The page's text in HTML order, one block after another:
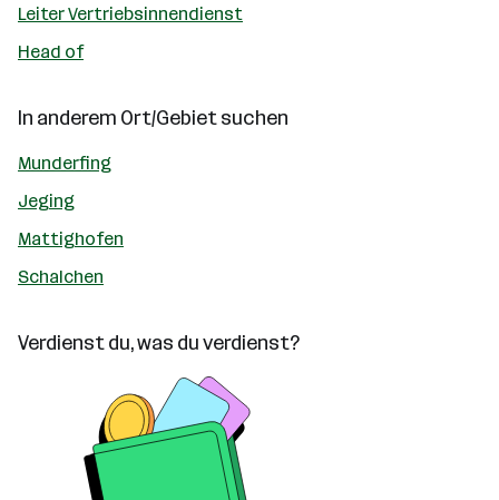
Leiter Vertriebsinnendienst
Head of
In anderem Ort/Gebiet suchen
Munderfing
Jeging
Mattighofen
Schalchen
Verdienst du, was du verdienst?